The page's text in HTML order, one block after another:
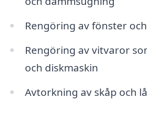
Rengöring av fönster
Rengöring av vitvaror
och diskmaskin
Avtorkning av skåp och